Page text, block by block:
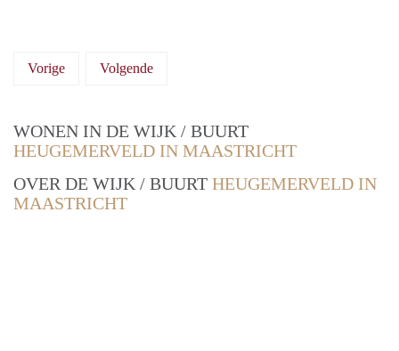
Vorige Volgende
WONEN IN DE WIJK / BUURT
HEUGEMERVELD IN MAASTRICHT
OVER DE WIJK / BUURT HEUGEMERVELD IN
MAASTRICHT